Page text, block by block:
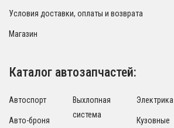
Условия доставки, оплаты и возврата
Магазин
Каталог автозапчастей:
Автоспорт
Авто-броня
Выхлопная
система
Электрика
Кузовные